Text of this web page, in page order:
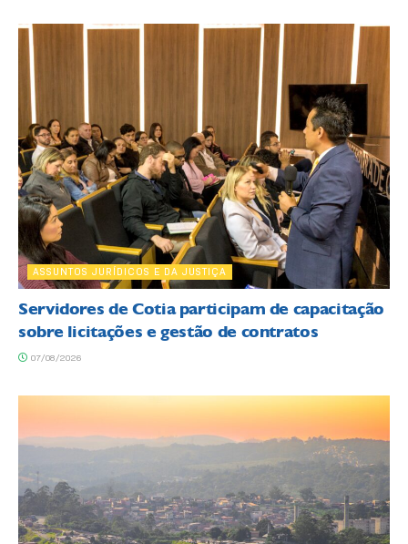
ASSUNTOS JURÍDICOS E DA JUSTIÇA
Servidores de Cotia participam de capacitação
sobre licitações e gestão de contratos
07/08/2026